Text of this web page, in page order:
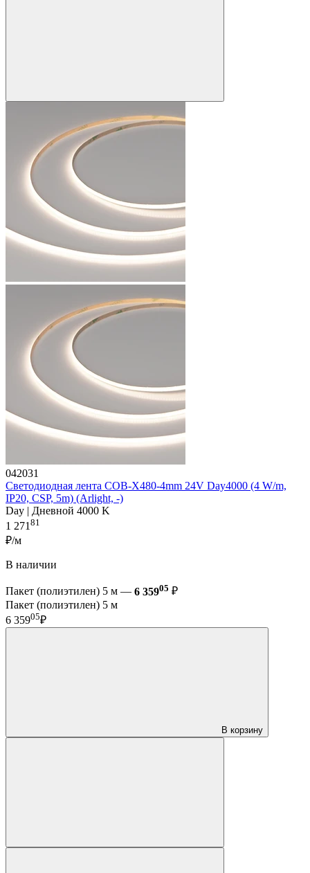
042031
Светодиодная лента COB-X480-4mm 24V Day4000 (4 W/m,
IP20, CSP, 5m) (Arlight, -)
Day | Дневной 4000 K
1 27181
₽/м
В наличии
Пакет (полиэтилен) 5 м — 6 35905 ₽
Пакет (полиэтилен) 5 м
6 35905₽
В корзину